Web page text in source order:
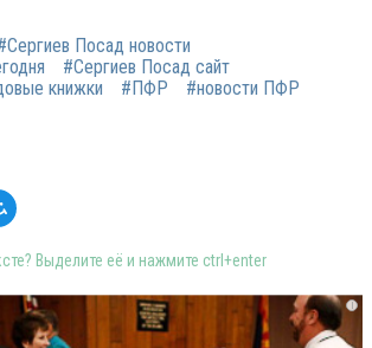
Посад новости
#Сергиев Посад сайт
книжки
#ПФР #новости ПФР
Выделите её и нажмите ctrl+enter
i